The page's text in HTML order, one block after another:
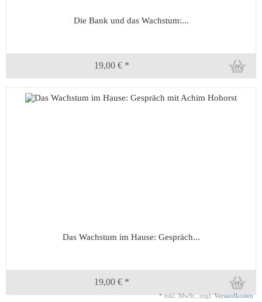
Die Bank und das Wachstum:...
19,00 € *
Das Wachstum im Hause: Gespräch...
19,00 € *
*inkl. MwSt., zzgl.Versandkosten